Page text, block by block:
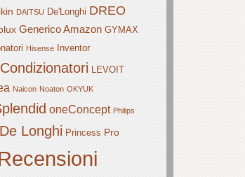
DAITSU De'Longhi DREO
Generico Amazon GYMAX
Hisense Inventor
LEVOIT
Naicon Noaton OKYUK
oneConcept Philips
Longhi Princess Pro